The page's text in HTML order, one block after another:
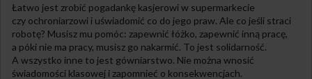
Łatwo jest zrobić pogadankę kasjerowi w supermarkecie
czy ochroniarzowi i uświadomić co do jego praw. Ale co jeśli straci
robotę? Musisz mu pomóc: zapewnić łóżko, zapewnić inną pracę,
a póki nie ma pracy, musisz go nakarmić. To jest solidarność.
A wszystko inne to jest gówniarstwo. Nie można wnosić
świadomości klasowej i zapomnieć o konsekwencjach.